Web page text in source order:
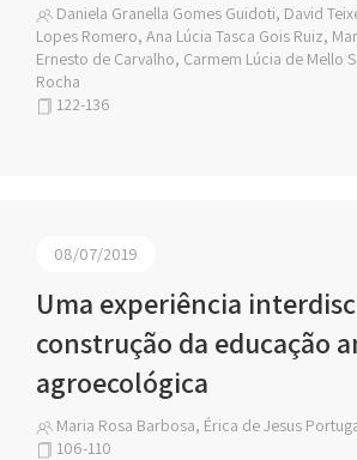
Daniela Granella Gomes Guidoti, David
Lopes Romero, Ana Lúcia Tasca Gois Ruiz,
Ernesto de Carvalho, Carmem Lúcia de Mello
Rocha
122-136
08/07/2019
Uma experiência
construção da educação
agroecológica
Maria Rosa Barbosa, Érica de Jesus
106-110